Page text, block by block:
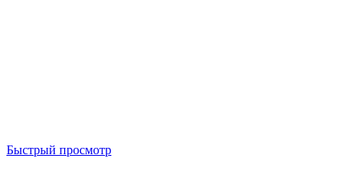
Быстрый просмотр